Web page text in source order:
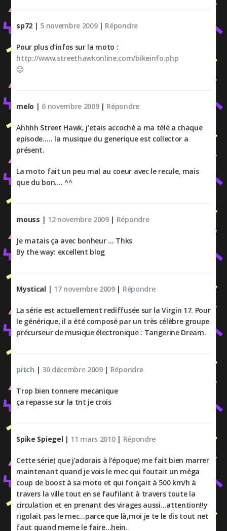
sp72 | 5 novembre 2009| Répondre
Pour plus d’infos sur la moto :
http://www.streethawkonline.com/bikeinfo.php
🙂
melo | 6 novembre 2009| Répondre
Ahhhh Street Hawk, j’etais accoché a ma télé a chaque
episode….. la musique du generique est collector a
présent.
La moto fait un peu mal au coeur avec le recule, mais
que du bon…. ^^
mouss | 12 novembre 2009| Répondre
Je matais ça avec bonheur … Thks
By the way: excellent blog
Mystical | 17 novembre 2009| Répondre
La série est actuellement rediffusée sur la Virgin 17. Pour
le générique, il a été composé par un très célèbre groupe
précurseur de musique électronique : Tangerine Dream.
pitch | 30 décembre 2009| Répondre
Trop bien tonnere mecanique
ça repasse sur la tnt je crois
Spike Spiegel | 11 mars 2010| Répondre
Cette série( que j’adorais à l’époque) me fait bien marrer
maintenant quand je vois le mec qui foutait un méga
coup de boost à sa moto et qui fonçait à 500 km/h à
travers la ville tout en se faufilant à travers toute la
circulation et en prenant des virages aussi…attention!!y
rigolait pas le mec…parce que là,moi je te le dis tout net
faut quand meme le faire…hein.